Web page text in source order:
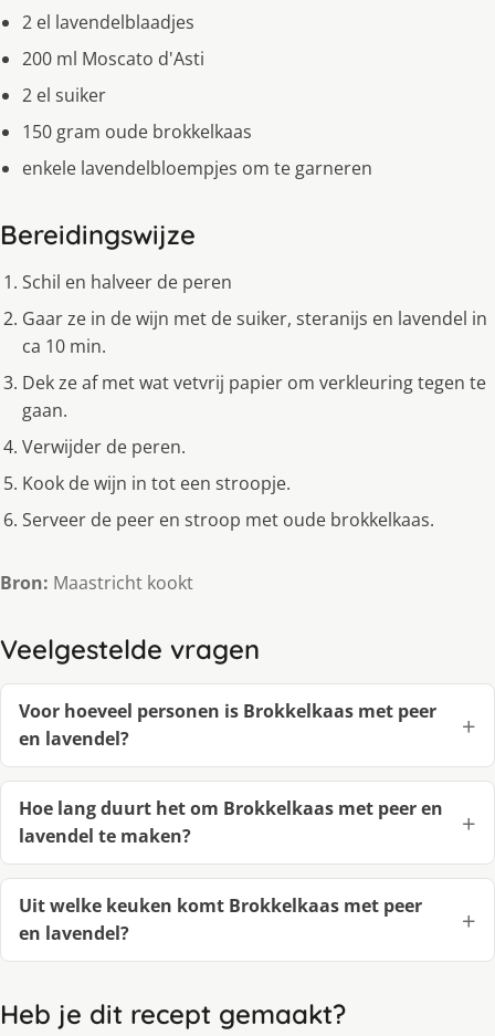
2 el lavendelblaadjes
200 ml Moscato d'Asti
2 el suiker
150 gram oude brokkelkaas
enkele lavendelbloempjes om te garneren
Bereidingswijze
Schil en halveer de peren
Gaar ze in de wijn met de suiker, steranijs en lavendel in
ca 10 min.
Dek ze af met wat vetvrij papier om verkleuring tegen te
gaan.
Verwijder de peren.
Kook de wijn in tot een stroopje.
Serveer de peer en stroop met oude brokkelkaas.
Bron: Maastricht kookt
Veelgestelde vragen
Voor hoeveel personen is Brokkelkaas met peer
en lavendel?
Hoe lang duurt het om Brokkelkaas met peer en
lavendel te maken?
Uit welke keuken komt Brokkelkaas met peer
en lavendel?
Heb je dit recept gemaakt?